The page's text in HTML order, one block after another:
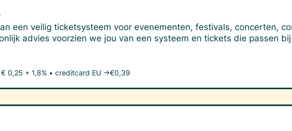
een veilig ticketsysteem voor evenementen, festivals, concerten,
advies voorzien we jou van een systeem en tickets die passen
€ 0,25 + 1,8% • creditcard EU →€0,39